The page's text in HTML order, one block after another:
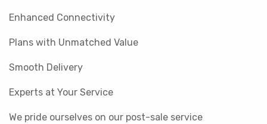
Enhanced Connectivity
Plans with Unmatched Value
Smooth Delivery
Experts at Your Service
We pride ourselves on our post-sale service